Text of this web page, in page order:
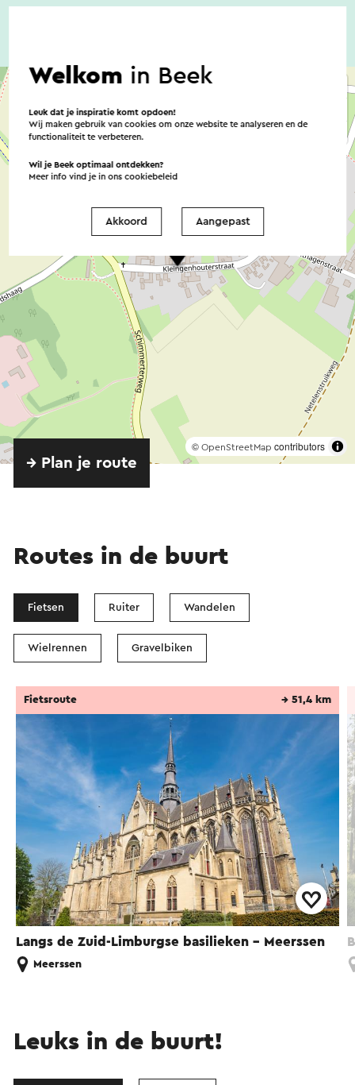
© OpenStreetMap contributors
→ Plan je route
Routes in de buurt
Fietsen Ruiter Wandelen
Wielrennen Gravelbiken
Langs de Zuid-Limburgse basilieken - Meerssen
Fietsroute → 51,4 km
Meerssen
Leuks in de buurt!
Welkom in Beek
Leuk dat je inspiratie komt opdoen!
Wij maken gebruik van cookies om onze website te analyseren en de
functionaliteit te verbeteren.
Wil je Beek optimaal ontdekken?
Meer info vind je in onscookiebeleid
Akkoord Aangepast